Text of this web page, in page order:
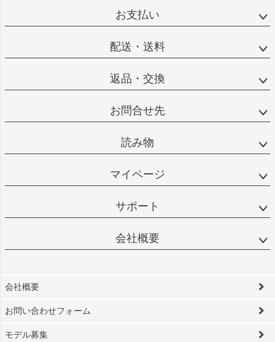
お支払い
配送・送料
返品・交換
お問合せ先
読み物
マイページ
サポート
会社概要
会社概要
お問い合わせフォーム
モデル募集